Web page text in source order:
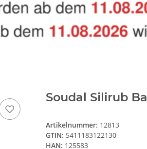
Soudal Silirub
Artikelnummer: 12813
GTIN: 5411183122130
HAN: 125583